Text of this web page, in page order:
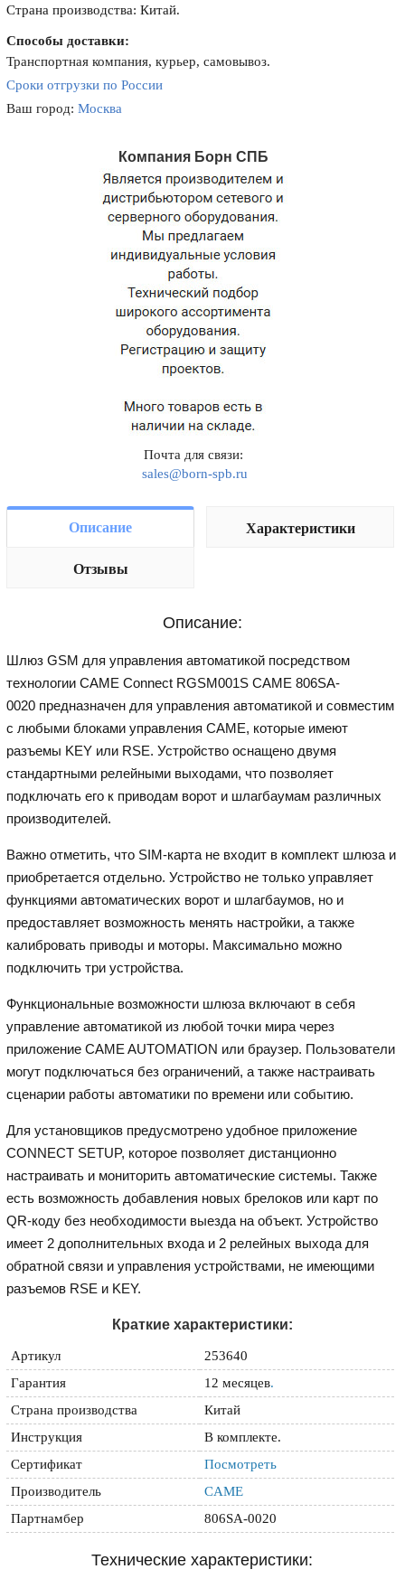
Страна производства: Китай.
Способы доставки:
Транспортная компания, курьер, самовывоз.
Сроки отгрузки по России
Ваш город:Москва
Компания Борн СПБ
Почта для связи:
sales@born-spb.ru
Описание Характеристики
Отзывы
Описание:
Шлюз GSM для управления автоматикой посредством
технологии CAME Connect RGSM001S CAME 806SA-
0020 предназначен для управления автоматикой и совместим
с любыми блоками управления CAME, которые имеют
разъемы KEY или RSE. Устройство оснащено двумя
стандартными релейными выходами, что позволяет
подключать его к приводам ворот и шлагбаумам различных
производителей.
Важно отметить, что SIM-карта не входит в комплект шлюза и
приобретается отдельно. Устройство не только управляет
функциями автоматических ворот и шлагбаумов, но и
предоставляет возможность менять настройки, а также
калибровать приводы и моторы. Максимально можно
подключить три устройства.
Функциональные возможности шлюза включают в себя
управление автоматикой из любой точки мира через
приложение CAME AUTOMATION или браузер. Пользователи
могут подключаться без ограничений, а также настраивать
сценарии работы автоматики по времени или событию.
Для установщиков предусмотрено удобное приложение
CONNECT SETUP, которое позволяет дистанционно
настраивать и мониторить автоматические системы. Также
есть возможность добавления новых брелоков или карт по
QR-коду без необходимости выезда на объект. Устройство
имеет 2 дополнительных входа и 2 релейных выхода для
обратной связи и управления устройствами, не имеющими
разъемов RSE и KEY.
Краткие характеристики:
Артикул
253640
Гарантия
12 месяцев.
Страна производства
Китай
Инструкция
В комплекте.
Сертификат
Посмотреть
Производитель
CAME
Партнамбер
806SA-0020
Технические характеристики: